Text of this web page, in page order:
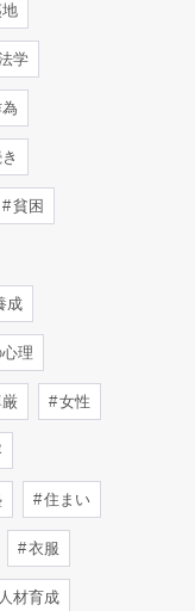
学
貧困
成
理
女性
住まい
衣服
材育成